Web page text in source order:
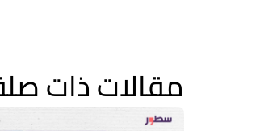
مقالات ذات